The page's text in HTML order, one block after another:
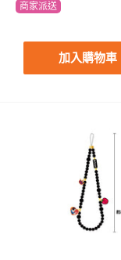
商家派送
加入購物車